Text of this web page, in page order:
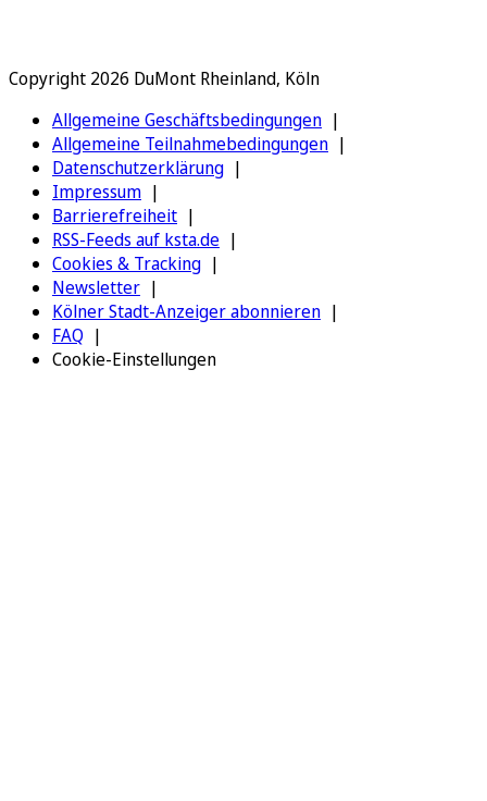
Copyright 2026 DuMont Rheinland, Köln
Allgemeine Geschäftsbedingungen
Allgemeine Teilnahmebedingungen
Datenschutzerklärung
Impressum
Barrierefreiheit
RSS-Feeds auf ksta.de
Cookies & Tracking
Newsletter
Kölner Stadt-Anzeiger abonnieren
FAQ
Cookie-Einstellungen